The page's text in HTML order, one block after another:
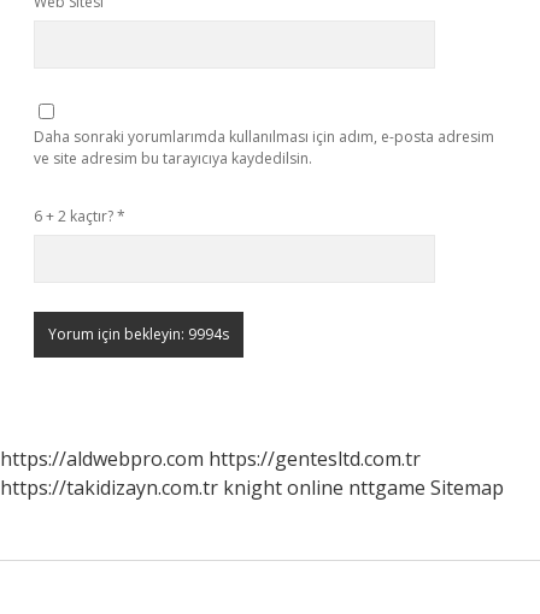
Daha sonraki yorumlarımda kullanılması için adım, e-posta adresim
ve site adresim bu tarayıcıya kaydedilsin.
6 + 2 kaçtır?*
https://aldwebpro.com https://gentesltd.com.tr
https://takidizayn.com.tr knight online nttgame Sitemap